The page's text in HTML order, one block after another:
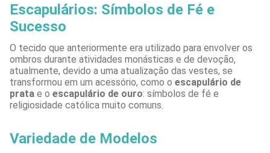
Escapulários: Símbolos de Fé e
Sucesso
O tecido que anteriormente era utilizado para envolver os
ombros durante atividades monásticas e de devoção,
atualmente, devido a uma atualização das vestes, se
transformou em um acessório, como o escapulário de
prata e o escapulário de ouro: símbolos de fé e
religiosidade católica muito comuns.
Variedade de Modelos